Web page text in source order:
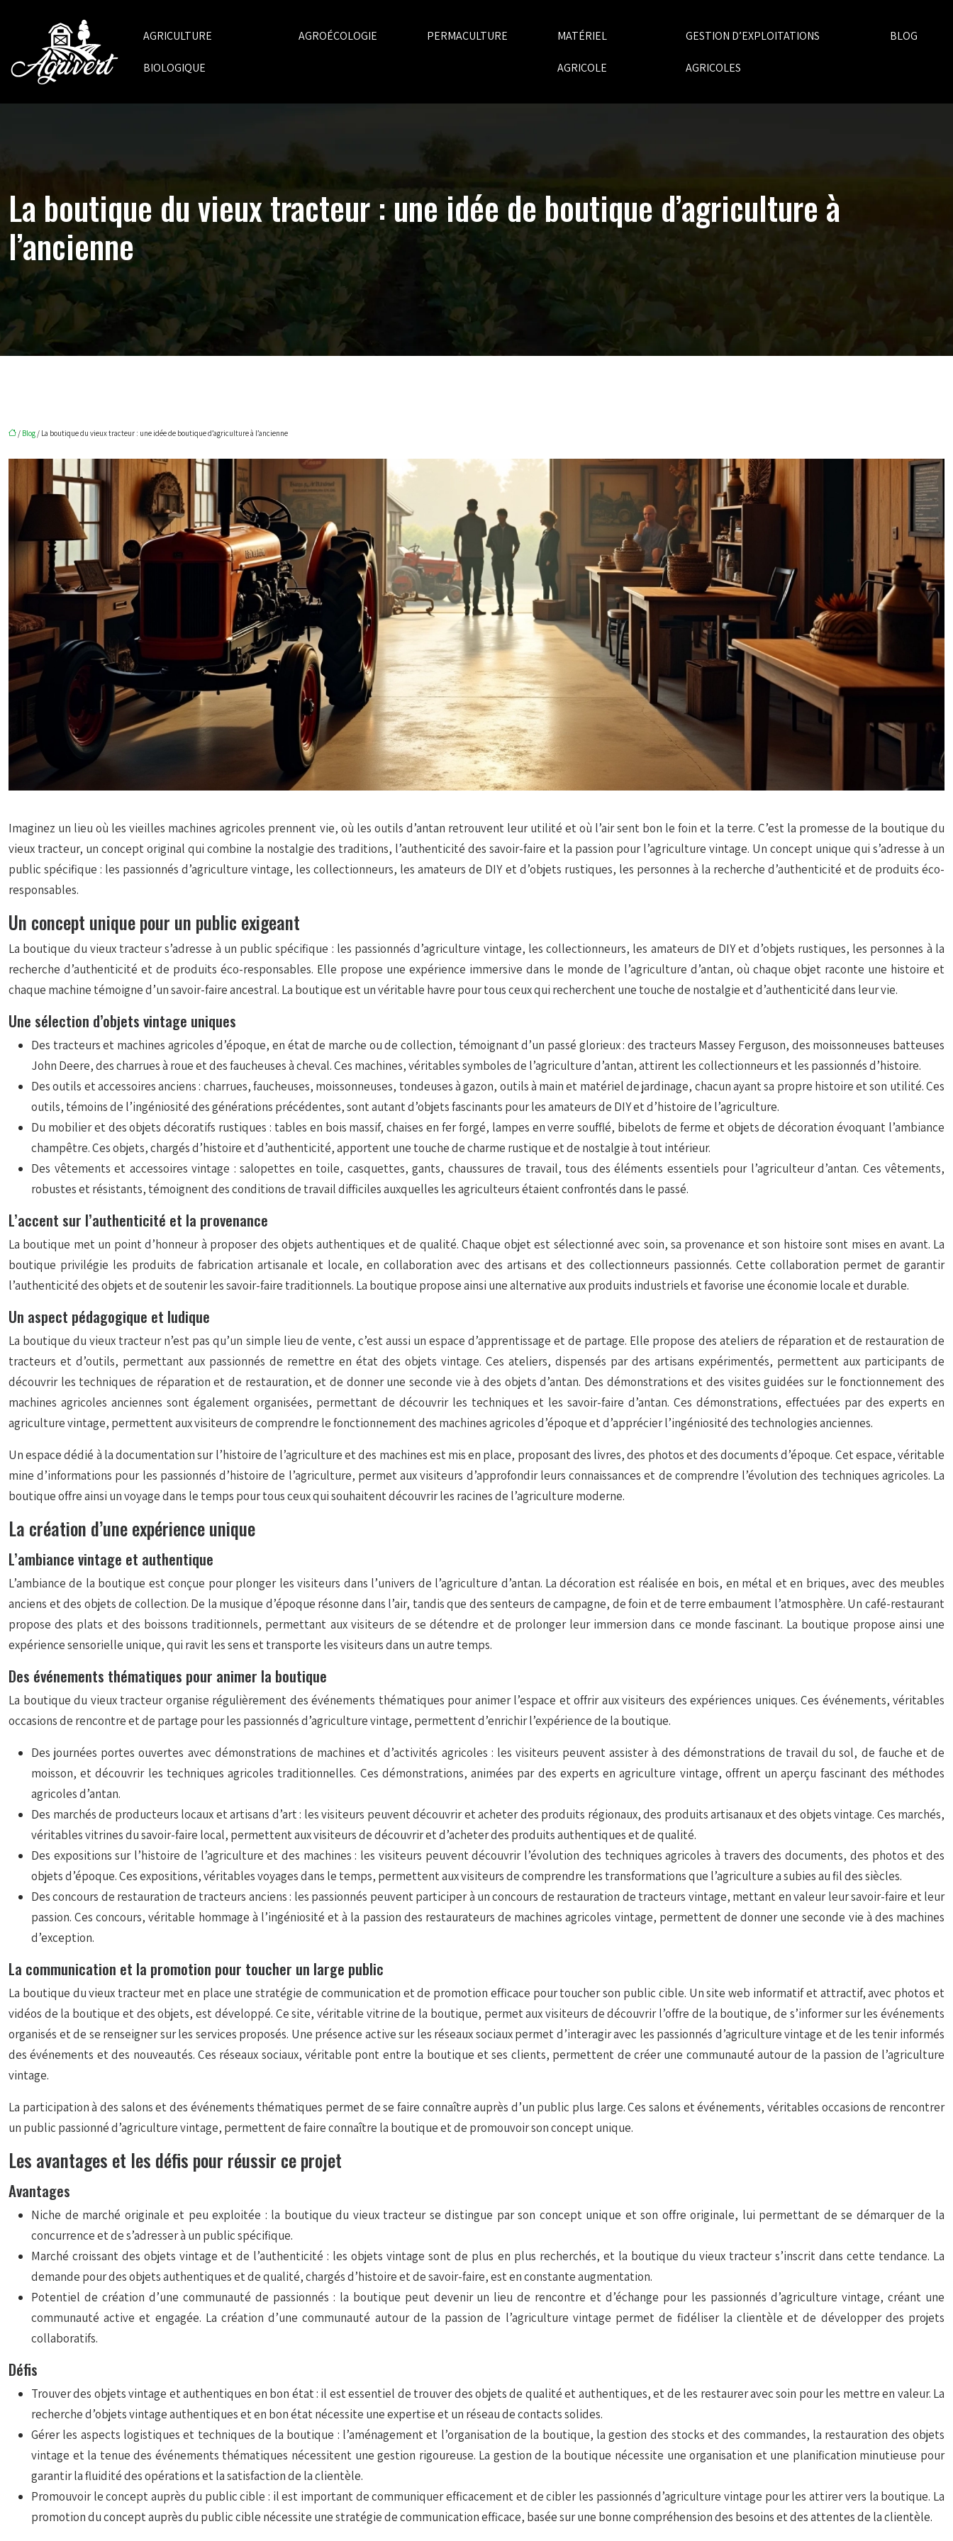
AGRICULTURE
BIOLOGIQUE
AGROÉCOLOGIE PERMACULTURE MATÉRIEL
AGRICOLE
GESTION D’EXPLOITATIONS
AGRICOLES
BLOG
La boutique du vieux tracteur : une idée de boutique d’agriculture à
l’ancienne
/ Blog / La boutique du vieux tracteur : une idée de boutique d’agriculture à l’ancienne
Imaginez un lieu où les vieilles machines agricoles prennent vie, où les outils d’antan retrouvent leur utilité et où l’air sent bon le foin et la terre. C’est la promesse de la boutique du
vieux tracteur, un concept original qui combine la nostalgie des traditions, l’authenticité des savoir-faire et la passion pour l’agriculture vintage. Un concept unique qui s’adresse à un
public spécifique : les passionnés d’agriculture vintage, les collectionneurs, les amateurs de DIY et d’objets rustiques, les personnes à la recherche d’authenticité et de produits éco-
responsables.
Un concept unique pour un public exigeant
La boutique du vieux tracteur s’adresse à un public spécifique : les passionnés d’agriculture vintage, les collectionneurs, les amateurs de DIY et d’objets rustiques, les personnes à la
recherche d’authenticité et de produits éco-responsables. Elle propose une expérience immersive dans le monde de l’agriculture d’antan, où chaque objet raconte une histoire et
chaque machine témoigne d’un savoir-faire ancestral. La boutique est un véritable havre pour tous ceux qui recherchent une touche de nostalgie et d’authenticité dans leur vie.
Une sélection d’objets vintage uniques
Des tracteurs et machines agricoles d’époque, en état de marche ou de collection, témoignant d’un passé glorieux : des tracteurs Massey Ferguson, des moissonneuses batteuses
John Deere, des charrues à roue et des faucheuses à cheval. Ces machines, véritables symboles de l’agriculture d’antan, attirent les collectionneurs et les passionnés d’histoire.
Des outils et accessoires anciens : charrues, faucheuses, moissonneuses, tondeuses à gazon, outils à main et matériel de jardinage, chacun ayant sa propre histoire et son utilité. Ces
outils, témoins de l’ingéniosité des générations précédentes, sont autant d’objets fascinants pour les amateurs de DIY et d’histoire de l’agriculture.
Du mobilier et des objets décoratifs rustiques : tables en bois massif, chaises en fer forgé, lampes en verre soufflé, bibelots de ferme et objets de décoration évoquant l’ambiance
champêtre. Ces objets, chargés d’histoire et d’authenticité, apportent une touche de charme rustique et de nostalgie à tout intérieur.
Des vêtements et accessoires vintage : salopettes en toile, casquettes, gants, chaussures de travail, tous des éléments essentiels pour l’agriculteur d’antan. Ces vêtements,
robustes et résistants, témoignent des conditions de travail difficiles auxquelles les agriculteurs étaient confrontés dans le passé.
L’accent sur l’authenticité et la provenance
La boutique met un point d’honneur à proposer des objets authentiques et de qualité. Chaque objet est sélectionné avec soin, sa provenance et son histoire sont mises en avant. La
boutique privilégie les produits de fabrication artisanale et locale, en collaboration avec des artisans et des collectionneurs passionnés. Cette collaboration permet de garantir
l’authenticité des objets et de soutenir les savoir-faire traditionnels. La boutique propose ainsi une alternative aux produits industriels et favorise une économie locale et durable.
Un aspect pédagogique et ludique
La boutique du vieux tracteur n’est pas qu’un simple lieu de vente, c’est aussi un espace d’apprentissage et de partage. Elle propose des ateliers de réparation et de restauration de
tracteurs et d’outils, permettant aux passionnés de remettre en état des objets vintage. Ces ateliers, dispensés par des artisans expérimentés, permettent aux participants de
découvrir les techniques de réparation et de restauration, et de donner une seconde vie à des objets d’antan. Des démonstrations et des visites guidées sur le fonctionnement des
machines agricoles anciennes sont également organisées, permettant de découvrir les techniques et les savoir-faire d’antan. Ces démonstrations, effectuées par des experts en
agriculture vintage, permettent aux visiteurs de comprendre le fonctionnement des machines agricoles d’époque et d’apprécier l’ingéniosité des technologies anciennes.
Un espace dédié à la documentation sur l’histoire de l’agriculture et des machines est mis en place, proposant des livres, des photos et des documents d’époque. Cet espace, véritable
mine d’informations pour les passionnés d’histoire de l’agriculture, permet aux visiteurs d’approfondir leurs connaissances et de comprendre l’évolution des techniques agricoles. La
boutique offre ainsi un voyage dans le temps pour tous ceux qui souhaitent découvrir les racines de l’agriculture moderne.
La création d’une expérience unique
L’ambiance vintage et authentique
L’ambiance de la boutique est conçue pour plonger les visiteurs dans l’univers de l’agriculture d’antan. La décoration est réalisée en bois, en métal et en briques, avec des meubles
anciens et des objets de collection. De la musique d’époque résonne dans l’air, tandis que des senteurs de campagne, de foin et de terre embaument l’atmosphère. Un café-restaurant
propose des plats et des boissons traditionnels, permettant aux visiteurs de se détendre et de prolonger leur immersion dans ce monde fascinant. La boutique propose ainsi une
expérience sensorielle unique, qui ravit les sens et transporte les visiteurs dans un autre temps.
Des événements thématiques pour animer la boutique
La boutique du vieux tracteur organise régulièrement des événements thématiques pour animer l’espace et offrir aux visiteurs des expériences uniques. Ces événements, véritables
occasions de rencontre et de partage pour les passionnés d’agriculture vintage, permettent d’enrichir l’expérience de la boutique.
Des journées portes ouvertes avec démonstrations de machines et d’activités agricoles : les visiteurs peuvent assister à des démonstrations de travail du sol, de fauche et de
moisson, et découvrir les techniques agricoles traditionnelles. Ces démonstrations, animées par des experts en agriculture vintage, offrent un aperçu fascinant des méthodes
agricoles d’antan.
Des marchés de producteurs locaux et artisans d’art : les visiteurs peuvent découvrir et acheter des produits régionaux, des produits artisanaux et des objets vintage. Ces marchés,
véritables vitrines du savoir-faire local, permettent aux visiteurs de découvrir et d’acheter des produits authentiques et de qualité.
Des expositions sur l’histoire de l’agriculture et des machines : les visiteurs peuvent découvrir l’évolution des techniques agricoles à travers des documents, des photos et des
objets d’époque. Ces expositions, véritables voyages dans le temps, permettent aux visiteurs de comprendre les transformations que l’agriculture a subies au fil des siècles.
Des concours de restauration de tracteurs anciens : les passionnés peuvent participer à un concours de restauration de tracteurs vintage, mettant en valeur leur savoir-faire et leur
passion. Ces concours, véritable hommage à l’ingéniosité et à la passion des restaurateurs de machines agricoles vintage, permettent de donner une seconde vie à des machines
d’exception.
La communication et la promotion pour toucher un large public
La boutique du vieux tracteur met en place une stratégie de communication et de promotion efficace pour toucher son public cible. Un site web informatif et attractif, avec photos et
vidéos de la boutique et des objets, est développé. Ce site, véritable vitrine de la boutique, permet aux visiteurs de découvrir l’offre de la boutique, de s’informer sur les événements
organisés et de se renseigner sur les services proposés. Une présence active sur les réseaux sociaux permet d’interagir avec les passionnés d’agriculture vintage et de les tenir informés
des événements et des nouveautés. Ces réseaux sociaux, véritable pont entre la boutique et ses clients, permettent de créer une communauté autour de la passion de l’agriculture
vintage.
La participation à des salons et des événements thématiques permet de se faire connaître auprès d’un public plus large. Ces salons et événements, véritables occasions de rencontrer
un public passionné d’agriculture vintage, permettent de faire connaître la boutique et de promouvoir son concept unique.
Les avantages et les défis pour réussir ce projet
Avantages
Niche de marché originale et peu exploitée : la boutique du vieux tracteur se distingue par son concept unique et son offre originale, lui permettant de se démarquer de la
concurrence et de s’adresser à un public spécifique.
Marché croissant des objets vintage et de l’authenticité : les objets vintage sont de plus en plus recherchés, et la boutique du vieux tracteur s’inscrit dans cette tendance. La
demande pour des objets authentiques et de qualité, chargés d’histoire et de savoir-faire, est en constante augmentation.
Potentiel de création d’une communauté de passionnés : la boutique peut devenir un lieu de rencontre et d’échange pour les passionnés d’agriculture vintage, créant une
communauté active et engagée. La création d’une communauté autour de la passion de l’agriculture vintage permet de fidéliser la clientèle et de développer des projets
collaboratifs.
Défis
Trouver des objets vintage et authentiques en bon état : il est essentiel de trouver des objets de qualité et authentiques, et de les restaurer avec soin pour les mettre en valeur. La
recherche d’objets vintage authentiques et en bon état nécessite une expertise et un réseau de contacts solides.
Gérer les aspects logistiques et techniques de la boutique : l’aménagement et l’organisation de la boutique, la gestion des stocks et des commandes, la restauration des objets
vintage et la tenue des événements thématiques nécessitent une gestion rigoureuse. La gestion de la boutique nécessite une organisation et une planification minutieuse pour
garantir la fluidité des opérations et la satisfaction de la clientèle.
Promouvoir le concept auprès du public cible : il est important de communiquer efficacement et de cibler les passionnés d’agriculture vintage pour les attirer vers la boutique. La
promotion du concept auprès du public cible nécessite une stratégie de communication efficace, basée sur une bonne compréhension des besoins et des attentes de la clientèle.